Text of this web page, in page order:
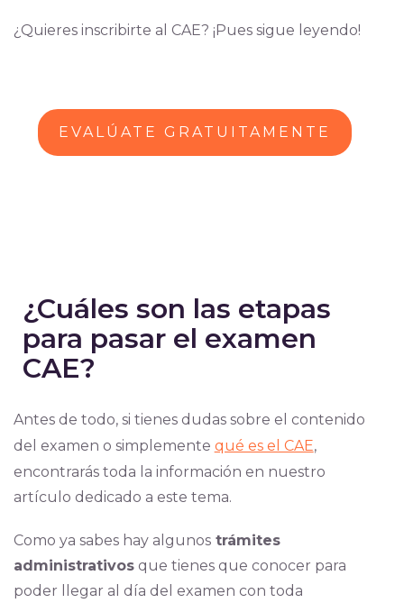
¿Quieres inscribirte al CAE? ¡Pues sigue leyendo!
EVALÚATE GRATUITAMENTE
¿Cuáles son las etapas
para pasar el examen
CAE?
Antes de todo, si tienes dudas sobre el contenido
del examen o simplemente qué es el CAE,
encontrarás toda la información en nuestro
artículo dedicado a este tema.
Como ya sabes hay algunostrámites
administrativosque tienes que conocer para
poder llegar al día del examen con toda